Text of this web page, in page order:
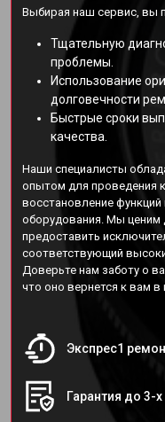
Выбирая наш сервис, вы
Тщательную
проблемы.
Использование
долговечности
Быстрые сроки
качества.
Наши специалисты
опытом для проведения
восстановление
оборудования. Мы ценим
предоставить
соответствующий
Доверьте нам заботу о
что оно вернется к вам
Экспрес1
Гарантия до 3-х